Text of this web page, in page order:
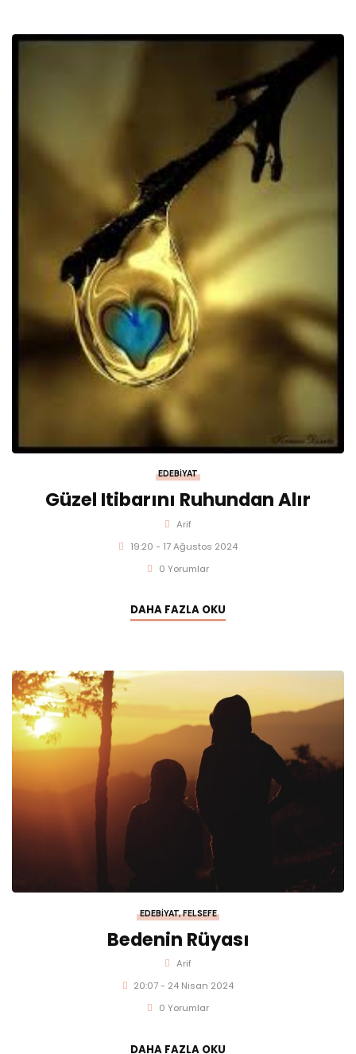
EDEBIYAT
Güzel Itibarını Ruhundan Alır
Arif
19:20 - 17 Ağustos 2024
0 Yorumlar
DAHA FAZLA OKU
EDEBIYAT,FELSEFE
Bedenin Rüyası
Arif
20:07 - 24 Nisan 2024
0 Yorumlar
DAHA FAZLA OKU